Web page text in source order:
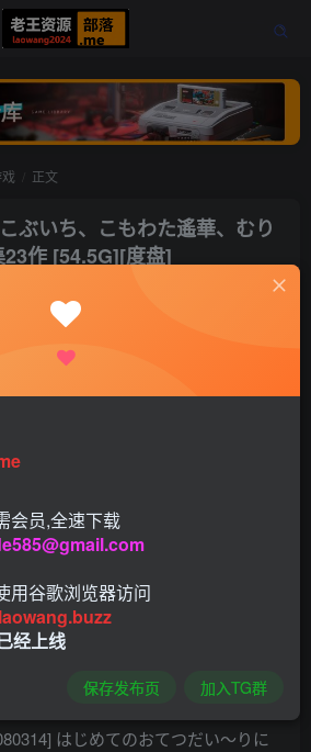
正文
ぶいち、こもわた遙華、むり
23作 [54.5G][度盘]
将こぶいち、こもわた遙華、むりり
未汉化相关做作品进行了打包整理
FULL VOICE
GOD OF DEATH
しょうよん！～コドモ★
はじめてのおてつだい～りに
会员,全速下载
用谷歌浏览器访问
经上线
保存发布页 加入TG群